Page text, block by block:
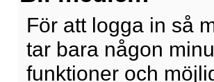
För att logga in så
tar bara någon
funktioner och